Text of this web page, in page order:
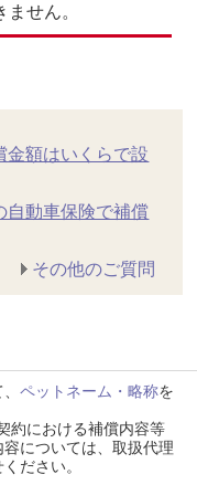
ません。
金額はいくらで設
自動車保険で補償
その他のご質問
ペットネーム・略称を
約における補償内容等
については、取扱代理
ださい。